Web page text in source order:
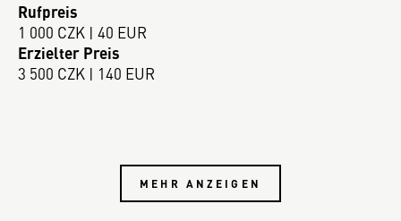
Rufpreis
1 000 CZK | 40 EUR
Erzielter Preis
3 500 CZK | 140 EUR
MEHR ANZEIGEN